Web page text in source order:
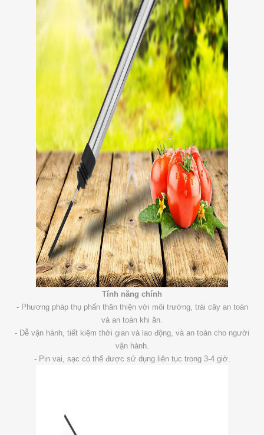
Tính năng chính
- Phương pháp thụ phấn thân thiện với môi trường, trái cây an toàn
và an toàn khi ăn.
- Dễ vận hành, tiết kiệm thời gian và lao động, và an toàn cho người
vận hành.
- Pin vai, sạc có thể được sử dụng liên tục trong 3-4 giờ.